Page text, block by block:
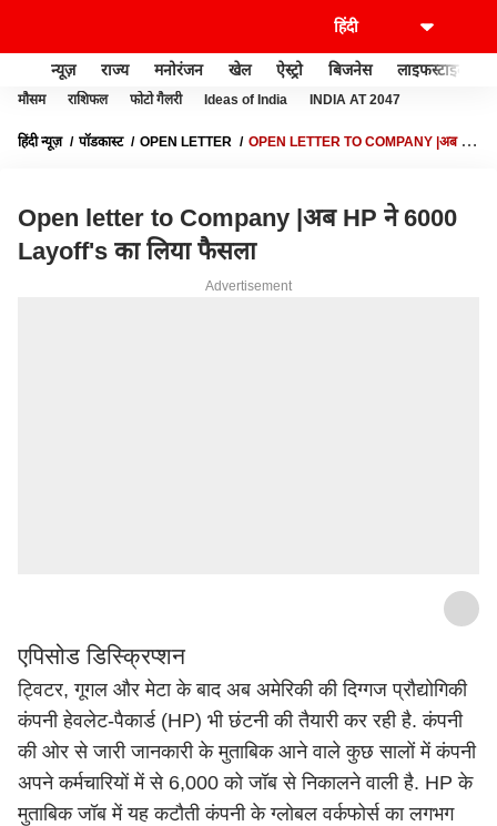
न्यूज़ राज्य मनोरंजन खेल ऐस्ट्रो बिजनेस लाइफस्टाइल
मौसम राशिफल फोटो गैलरी Ideas of India INDIA AT 2047
हिंदी न्यूज़ पॉडकास्ट OPEN LETTER
OPEN LETTER TO COMPANY |अब HP
Open letter to Company |अब HP ने 6000
Layoff's का लिया फैसला
Advertisement
एपिसोड डिस्क्रिप्शन
ट्विटर, गूगल और मेटा के बाद अब अमेरिकी की दिग्गज प्रौद्योगिकी
कंपनी हेवलेट-पैकार्ड (HP) भी छंटनी की तैयारी कर रही है. कंपनी
की ओर से जारी जानकारी के मुताबिक आने वाले कुछ सालों में कंपनी
अपने कर्मचारियों में से 6,000 को जॉब से निकालने वाली है. HP के
मुताबिक जॉब में यह कटौती कंपनी के ग्लोबल वर्कफोर्स का लगभग